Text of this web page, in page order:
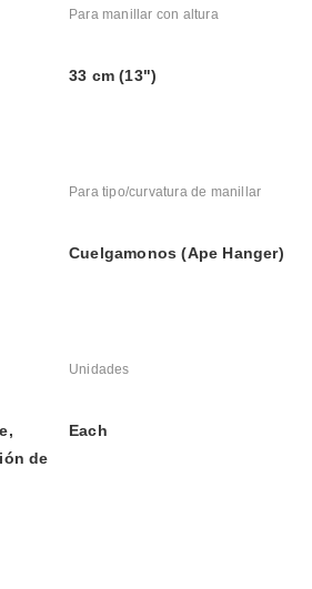
Para manillar con altura
33 cm (13")
Para tipo/curvatura de manillar
Cuelgamonos (Ape Hanger)
de
Unidades
Each